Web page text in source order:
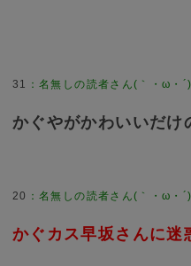
31 ：名無しの読者さん(｀・ω・´)
かぐやがかわいいだけ
20 ：名無しの読者さん(｀・ω・´)
かぐカス早坂さんに迷